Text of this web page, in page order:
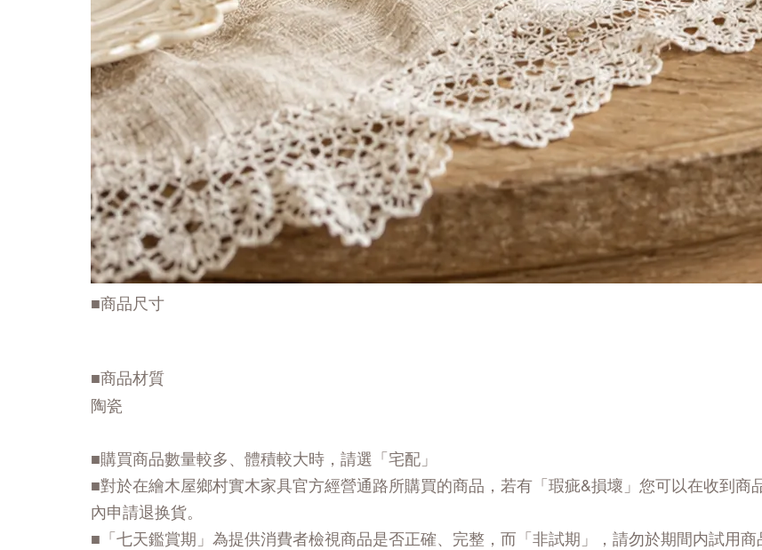
■商品尺寸
■商品材質
陶瓷
■購買商品數量較多、體積較大時，請選「宅配」
■對於在繪木屋鄉村實木家具官方經營通路所購買的商品，若有「瑕疵&損壞」您可以在收到
內申請退换貨。
■「七天鑑賞期」為提供消費者檢視商品是否正確、完整，而「非試期」，請勿於期間内試用商